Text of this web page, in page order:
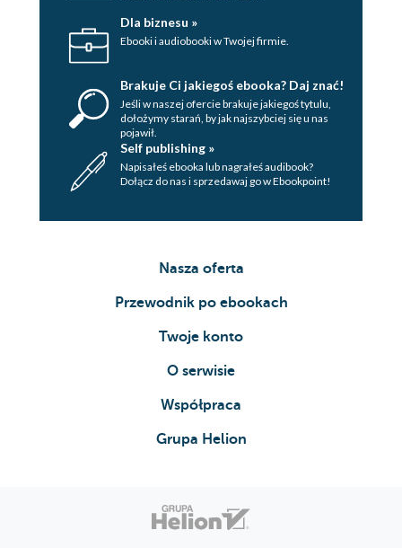
Dla biznesu »
Ebooki i audiobooki w Twojej firmie.
Brakuje Ci jakiegoś ebooka? Daj znać!
Jeśli w naszej ofercie brakuje jakiegoś tytulu,
dołożymy starań, by jak najszybciej się u nas
pojawił.
Self publishing »
Napisałeś ebooka lub nagrałeś audibook?
Dołącz do nas i sprzedawaj go w Ebookpoint!
Nasza oferta
Przewodnik po ebookach
Twoje konto
O serwisie
Współpraca
Grupa Helion